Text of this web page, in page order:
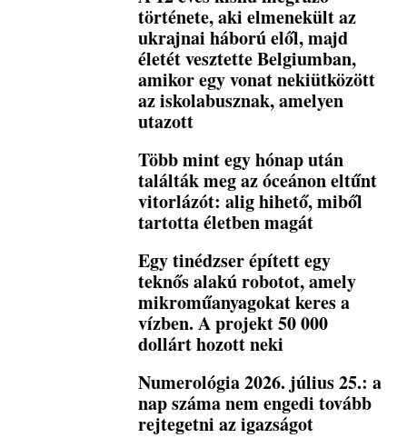
története, aki elmenekült az
ukrajnai háború elől, majd
életét vesztette Belgiumban,
amikor egy vonat nekiütközött
az iskolabusznak, amelyen
utazott
Több mint egy hónap után
találták meg az óceánon eltűnt
vitorlázót: alig hihető, miből
tartotta életben magát
Egy tinédzser épített egy
teknős alakú robotot, amely
mikroműanyagokat keres a
vízben. A projekt 50 000
dollárt hozott neki
Numerológia 2026. július 25.: a
nap száma nem engedi tovább
rejtegetni az igazságot